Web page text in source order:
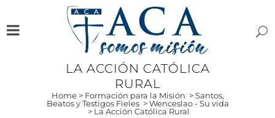
LA ACCIÓN CATÓLICA
RURAL
Home> Formación para la Misión >Santos,
Beatos y Testigos Fieles >Wenceslao - Su vida
> La Acción Católica Rural